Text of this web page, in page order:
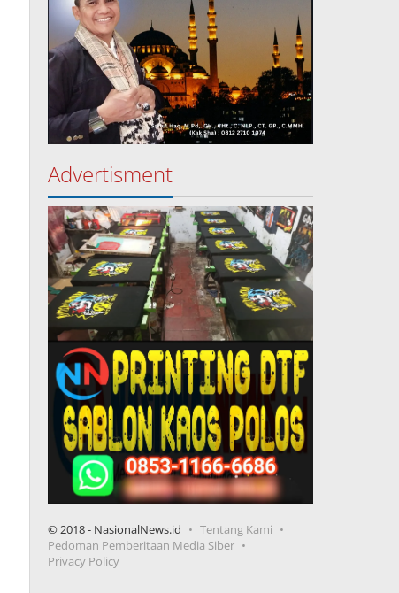
Advertisment
© 2018 - NasionalNews.id
Tentang Kami
Pedoman Pemberitaan Media Siber
Privacy Policy